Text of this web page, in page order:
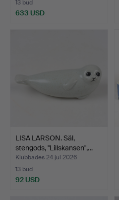
13 bud
633 USD
LISA LARSON. Säl,
stengods, "Lillskansen",…
Klubbades 24 jul 2026
13 bud
92 USD